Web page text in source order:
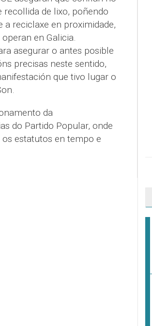
de lixo, poñendo
reciclaxe en proximidade,
en Galicia.
asegurar o antes posible
precisas neste sentido,
que tivo lugar o
da
do Partido Popular, onde
estatutos en tempo e